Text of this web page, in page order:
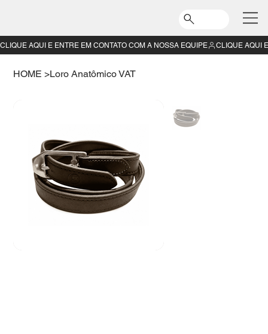
HOME >Loro Anatômico VAT
CLIQUE AQUI E ENTRE EM CONTATO COM A NOSSA EQUIPE